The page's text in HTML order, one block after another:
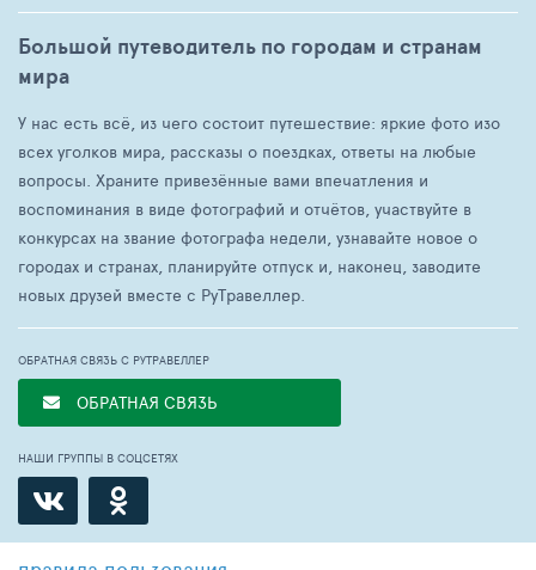
Большой путеводитель по городам и странам
мира
У нас есть всё, из чего состоит путешествие: яркие фото изо
всех уголков мира, рассказы о поездках, ответы на любые
вопросы. Храните привезённые вами впечатления и
воспоминания в виде фотографий и отчётов, участвуйте в
конкурсах на звание фотографа недели, узнавайте новое о
городах и странах, планируйте отпуск и, наконец, заводите
новых друзей вместе с РуТравеллер.
ОБРАТНАЯ СВЯЗЬ С РУТРАВЕЛЛЕР
ОБРАТНАЯ СВЯЗЬ
НАШИ ГРУППЫ В СОЦСЕТЯХ